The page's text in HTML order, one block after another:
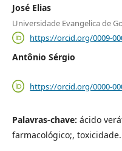
José Elias
Universidade Evangelica de
https://orcid.org/0009-
Antônio Sérgio
https://orcid.org/0000-
Palavras-chave: ácido
farmacológico;, toxicidade.